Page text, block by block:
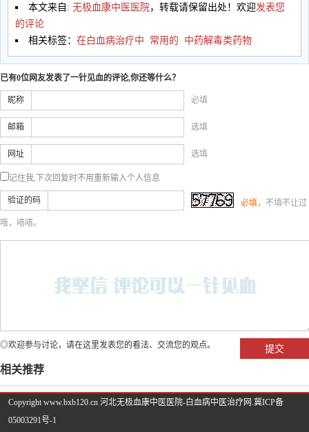
本文来自: 无极血康中医医院，转载请保留出处！欢迎发表您
的评论
相关标签： 在白血病治疗中 常用的 中药解毒类药物
已有0位网友发表了一针见血的评论,你还等什么？
昵称 必填
邮箱 选填
网址 选填
记住我,下次回复时不用重新输入个人信息
验证的码 必填，不填不让过
哦，嘻嘻。
◎欢迎参与讨论，请在这里发表您的看法、交流您的观点。
相关推荐
Copyright www.bxb120.cn 河北无极血康中医医院-白血病中医治疗网.冀ICP备
05003291号-1